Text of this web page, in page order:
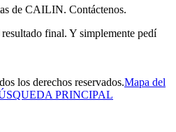
de CAILIN. Contáctenos.
final. Y simplemente pedí
los derechos reservados.Mapa del
PRINCIPAL